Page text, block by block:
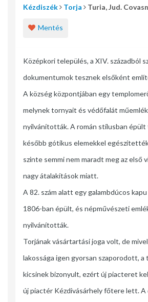
Kézdiszék Torja Turia, Jud.
Mentés
Középkori település, a XIV. századból
dokumentumok tesznek elsőként
A község központjában egy
melynek tornyait és védőfalát
nyílvánították. A román stílusban
később gótikus elemekkel
szinte semmi nem maradt meg az első
nagy átalakítások miatt.
A 82. szám alatt egy galambdúcos
1806-ban épült, és népművészeti
nyilvánították.
Torjának vásártartási joga volt, de
lakossága igen gyorsan szaporodott, a
kicsinek bizonyult, ezért új piacteret
új piactér Kézdivásárhely főtere lett. A